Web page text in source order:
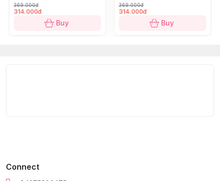
Hướng dẫn sử dụng
Cảnh báo an toàn
369.000đ
314.000đ
Buy
369.000đ
314.000đ
Buy
Connect